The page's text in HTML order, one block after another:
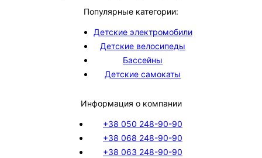
Популярные категории:
Детские электромобили
Детские велосипеды
Бассейны
Детские самокаты
Информация о компании
+38 050 248-90-90
+38 068 248-90-90
+38 063 248-90-90